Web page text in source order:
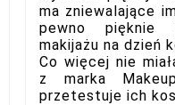
ma zniewalające
pewno pięknie
makijażu na dzień
Co więcej nie
z marka
przetestuje ich